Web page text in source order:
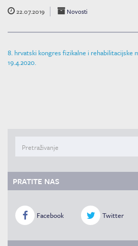
22.07.2019 Novosti
8. hrvatski kongres fizikalne i rehabilitacijske
19.4.2020.
PRATITE NAS
Facebook Twitter